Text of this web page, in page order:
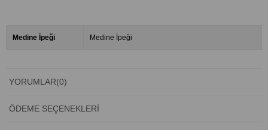
Medine İpeği Medine İpeği
YORUMLAR(0)
ÖDEME SEÇENEKLERI